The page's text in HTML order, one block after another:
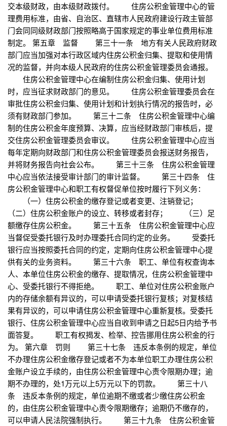
交本级财政，由本级财政拨付。 住房公积金管理中心的管
理费用标准，由省、自治区、直辖市人民政府建设行政主管部
门会同同级财政部门按照略高于国家规定的事业单位费用标准
制定。 第五章 监督 第三十一条 地方有关人民政府财政
部门应当加强对本行政区域内住房公积金归集、提取和使用情
况的监督，并向本级人民政府的住房公积金管理委员会通报。
住房公积金管理中心在编制住房公积金归集、使用计划
时，应当征求财政部门的意见。 住房公积金管理委员会在
审批住房公积金归集、使用计划和计划执行情况的报告时，必
须有财政部门参加。 第三十二条 住房公积金管理中心编
制的住房公积金年度预算、决算，应当经财政部门审核后，提
交住房公积金管理委员会审议。 住房公积金管理中心应当
每年定期向财政部门和住房公积金管理委员会报送财务报告，
并将财务报告向社会公布。 第三十三条 住房公积金管理
中心应当依法接受审计部门的审计监督。 第三十四条 住
房公积金管理中心和职工有权督促单位按时履行下列义务：
（一）住房公积金的缴存登记或者变更、注销登记；
（二）住房公积金账户的设立、转移或者封存； （三）足
额缴存住房公积金。 第三十五条 住房公积金管理中心应
当督促受委托银行及时办理委托合同约定的业务。 受委托
银行应当按照委托合同的约定，定期向住房公积金管理中心提
供有关的业务资料。 第三十六条 职工、单位有权查询本
人、本单位住房公积金的缴存、提取情况，住房公积金管理中
心、受委托银行不得拒绝。 职工、单位对住房公积金账户
内的存储余额有异议的，可以申请受委托银行复核；对复核结
果有异议的，可以申请住房公积金管理中心重新复核。受委托
银行、住房公积金管理中心应当自收到申请之日起5日内给予书
面答复。 职工有权揭发、检举、控告挪用住房公积金的行
为。 第六章 罚则 第三十七条 违反本条例的规定，单位
不办理住房公积金缴存登记或者不为本单位职工办理住房公积
金账户设立手续的，由住房公积金管理中心责令限期办理；逾
期不办理的，处1万元以上5万元以下的罚款。 第三十八
条 违反本条例的规定，单位逾期不缴或者少缴住房公积金
的，由住房公积金管理中心责令限期缴存；逾期仍不缴存的，
可以申请人民法院强制执行。 第三十九条 住房公积金管